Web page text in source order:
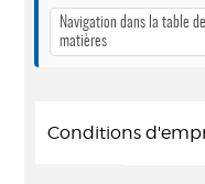
Navigation dans la table
matières
Conditions